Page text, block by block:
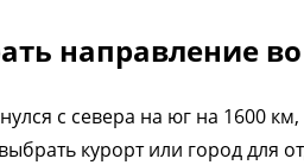
направление
с севера на юг на 1600
курорт или город для